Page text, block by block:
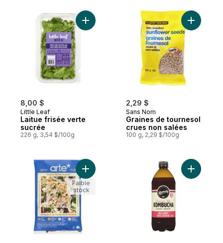
8,00 $
Little Leaf
Laitue frisée verte
sucrée
226 g, 3,54 $/100g
Ajouter Laitue frisée verte sucrée au
2,29 $
Sans Nom
Graines de tournesol
crues non salées
100 g, 2,29 $/100g
Ajouter
Ajouter Croquant au tahini et à l'érable
Faible
stock
Ajouter